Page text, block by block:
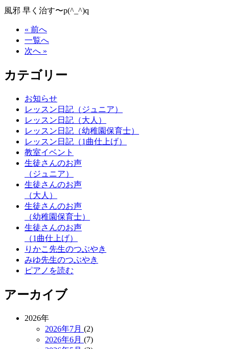
風邪 早く治す〜p(^_^)q
« 前へ
一覧へ
次へ »
カテゴリー
お知らせ
レッスン日記（ジュニア）
レッスン日記（大人）
レッスン日記（幼稚園保育士）
レッスン日記（1曲仕上げ）
教室イベント
生徒さんのお声
（ジュニア）
生徒さんのお声
（大人）
生徒さんのお声
（幼稚園保育士）
生徒さんのお声
（1曲仕上げ）
りかこ先生のつぶやき
みゆ先生のつぶやき
ピアノを読む
アーカイブ
2026年
2026年7月 (2)
2026年6月 (7)